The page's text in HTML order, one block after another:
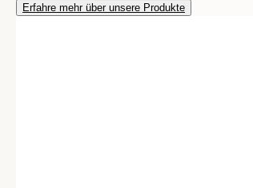
Erfahre mehr über unsere Produkte